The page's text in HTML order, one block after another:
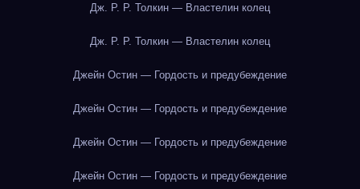
Дж. Р. Р. Толкин — Властелин колец
Дж. Р. Р. Толкин — Властелин колец
Джейн Остин — Гордость и предубеждение
Джейн Остин — Гордость и предубеждение
Джейн Остин — Гордость и предубеждение
Джейн Остин — Гордость и предубеждение